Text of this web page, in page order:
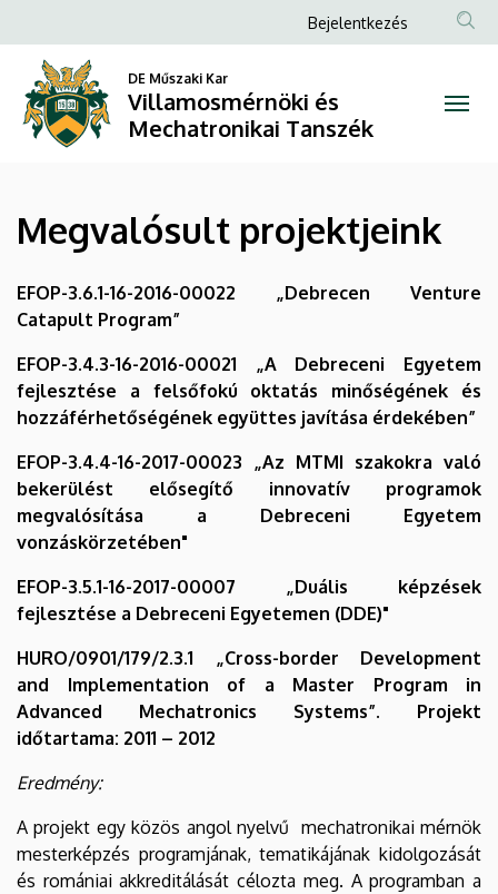
projektjeink
Villamosmérnöki
Mechatronikai
Tanszék
a
tartalomra
Anonim
fiók
menüje
Bejelentkezés
DE Műszaki Kar
Villamosmérnöki és
Mechatronikai Tanszék
Megvalósult projektjeink
EFOP-3.6.1-16-2016-00022 „Debrecen Venture
Catapult Program”
EFOP-3.4.3-16-2016-00021 „A Debreceni Egyetem
fejlesztése a felsőfokú oktatás minőségének és
hozzáférhetőségének együttes javítása érdekében”
EFOP-3.4.4-16-2017-00023 „Az MTMI szakokra való
bekerülést elősegítő innovatív programok
megvalósítása a Debreceni Egyetem
vonzáskörzetében"
EFOP-3.5.1-16-2017-00007 „Duális képzések
fejlesztése a Debreceni Egyetemen (DDE)"
HURO/0901/179/2.3.1 „Cross-border Development
and Implementation of a Master Program in
Advanced Mechatronics Systems”. Projekt
időtartama: 2011 – 2012
Eredmény:
A projekt egy közös angol nyelvű mechatronikai mérnök
mesterképzés programjának, tematikájának kidolgozását
és romániai akkreditálását célozta meg. A programban a